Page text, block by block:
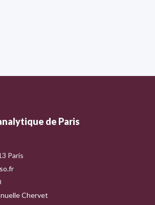
de Paris
Paris
Chervet